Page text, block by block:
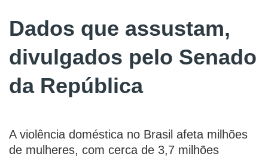
Dados que assustam,
divulgados pelo Senado
da República
A violência doméstica no Brasil afeta milhões
de mulheres, com cerca de 3,7 milhões